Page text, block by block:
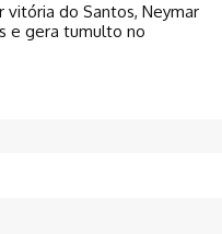
vitória do Santos, Neymar
e gera tumulto no